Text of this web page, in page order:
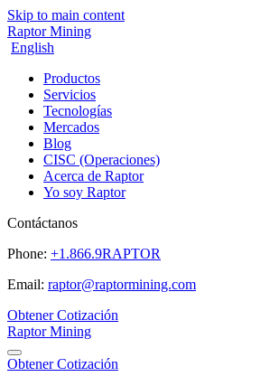
Skip to main content
Raptor Mining
English
Productos
Servicios
Tecnologías
Mercados
Blog
CISC (Operaciones)
Acerca de Raptor
Yo soy Raptor
Contáctanos
Phone: +1.866.9RAPTOR
Email: raptor@raptormining.com
Obtener Cotización
Raptor Mining
Obtener Cotización